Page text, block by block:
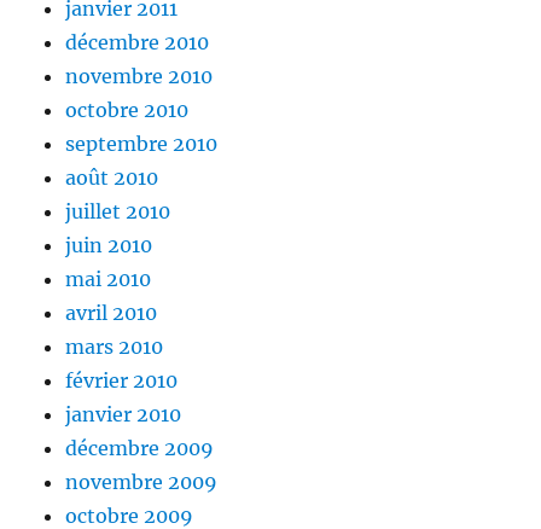
janvier 2011
décembre 2010
novembre 2010
octobre 2010
septembre 2010
août 2010
juillet 2010
juin 2010
mai 2010
avril 2010
mars 2010
février 2010
janvier 2010
décembre 2009
novembre 2009
octobre 2009